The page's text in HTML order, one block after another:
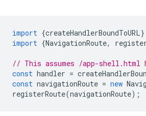
import {createHandlerBoundToURL}
import {NavigationRoute,
// This assumes /app-shell.html
const handler =
const navigationRoute = new
registerRoute(navigationRoute);